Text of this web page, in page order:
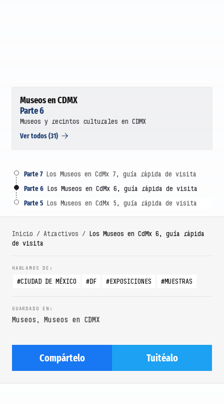
Museos en CDMX
Parte 6
Museos y recintos culturales en CDMX
Ver todos (31)
Parte 7Los Museos en CdMx 7, guía rápida de visita
Parte 6 Los Museos en CdMx 6, guía rápida de visita
Parte 5 Los Museos en CdMx 5, guía rápida de visita
Inicio / Atractivos / Los Museos en CdMx 6, guía rápida
de visita
CIUDAD DE MÉXICO DF EXPOSICIONES MUESTRAS
Museos , Museos en CDMX
Compártelo Tuitéalo